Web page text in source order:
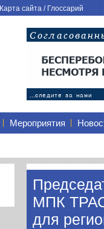
Карта сайта/Глоссарий
Мероприятия
МПК
для